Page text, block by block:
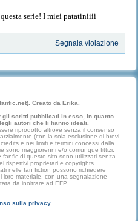
serie! I miei patatiniiii
Segnala violazione
Creato da Erika.
gli scritti pubblicati in esso, in quanto
autori che li hanno ideati.
riprodotto altrove senza il consenso
(con la sola esclusione di brevi
e nei limiti e termini concessi dalla
sono maggiorenni e/o comunque fittizi.
fanfic di questo sito sono utilizzati senza
rispettivi proprietari e copyrights.
nelle fan fiction possono richiedere
loro materiale, con una segnalazione
da inoltrare ad EFP.
sulla privacy